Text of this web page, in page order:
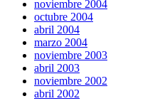
noviembre 2004
octubre 2004
abril 2004
marzo 2004
noviembre 2003
abril 2003
noviembre 2002
abril 2002